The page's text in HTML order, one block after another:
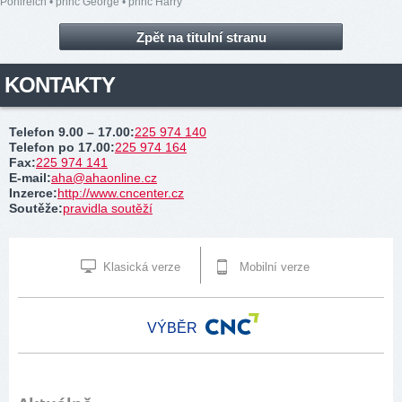
Zpět na titulní stranu
KONTAKTY
Telefon 9.00 – 17.00:225 974 140
Telefon po 17.00:225 974 164
Fax:225 974 141
E-mail:aha@ahaonline.cz
Inzerce:http://www.cncenter.cz
Soutěže:pravidla soutěží
Klasická verze Mobilní verze
VÝBĚR